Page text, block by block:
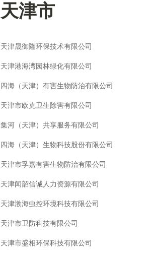
天津市
天津晟御隆环保技术有限公司
天津港海湾园林绿化有限公司
四海（天津）有害生物防治有限公司
天津市欧克卫生除害有限公司
集河（天津）共享服务有限公司
四海（天津）生物科技股份有限公司
天津市孚嘉有害生物防治有限公司
天津闻韶信诚人力资源有限公司
天津渤海虫控环境科技有限公司
天津市卫防科技有限公司
天津市盛相环保科技有限公司